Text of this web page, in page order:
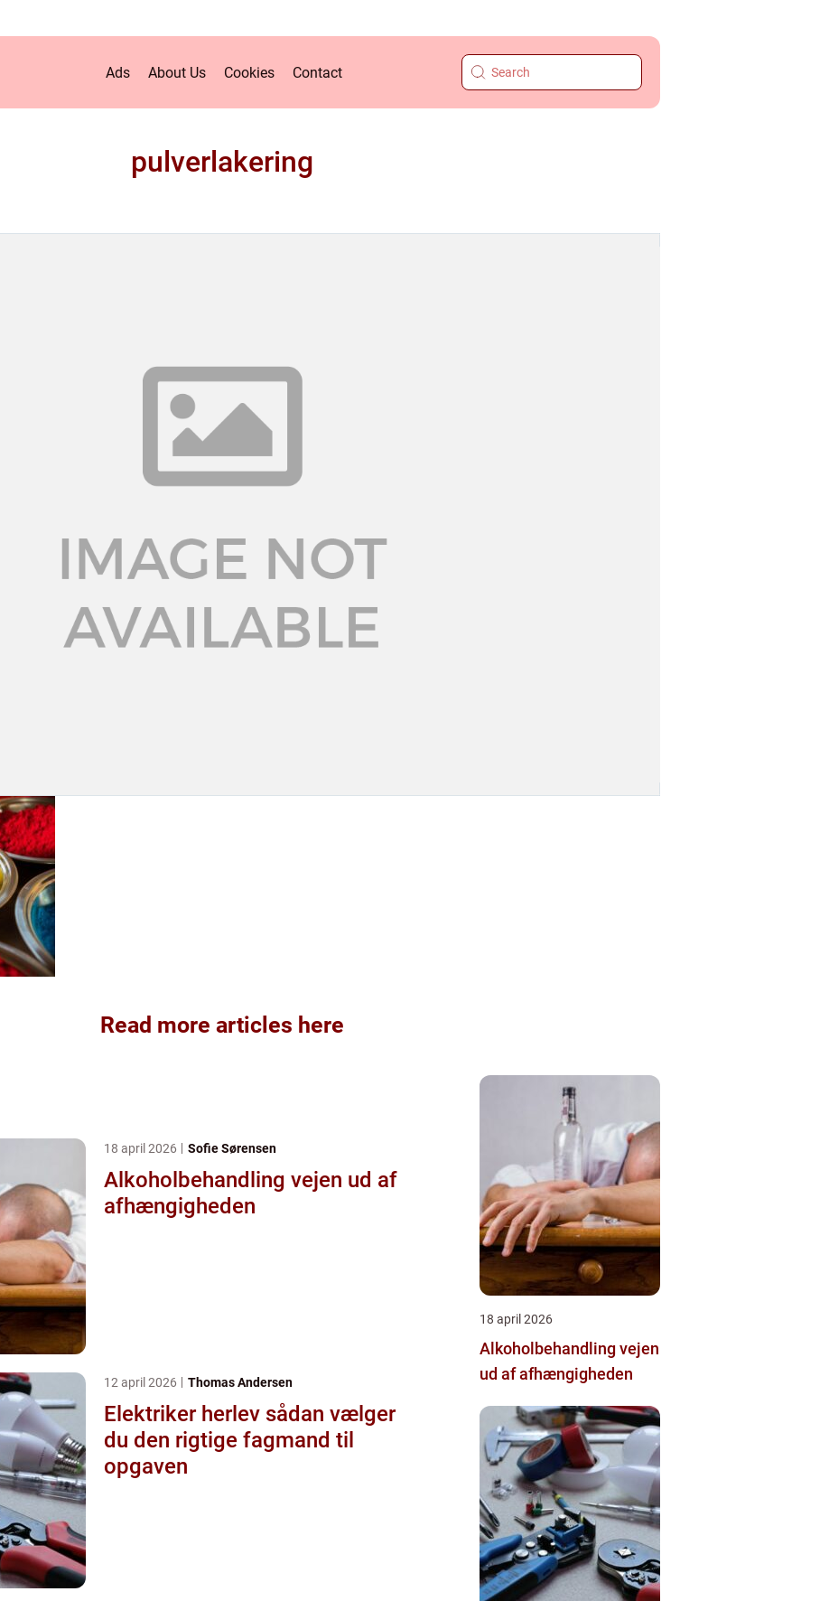
Ads About Us Cookies Contact
pulverlakering
Read more articles here
18 april 2026 Sofie Sørensen
Alkoholbehandling vejen ud af
afhængigheden
12 april 2026 Thomas Andersen
Elektriker herlev sådan vælger
du den rigtige fagmand til
opgaven
18 april 2026
Alkoholbehandling vejen
ud af afhængigheden